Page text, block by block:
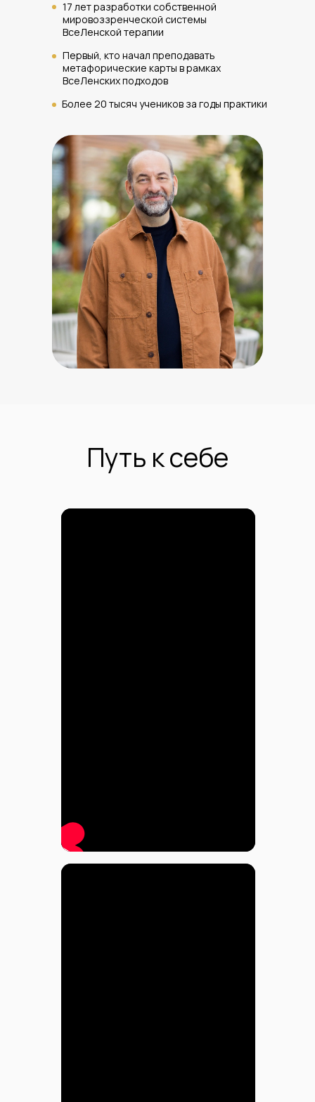
17 лет разработки собственной
мировоззренческой системы
ВсеЛенской терапии
Первый, кто начал преподавать
метафорические карты в рамках
ВсеЛенских подходов
Более 20 тысяч учеников за годы практики
Путь к себе